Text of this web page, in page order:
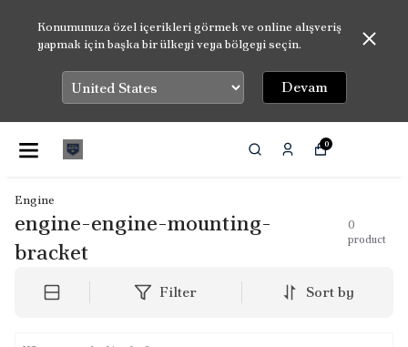
Konumunuza özel içerikleri görmek ve online alışveriş
yapmak için başka bir ülkeyi veya bölgeyi seçin.
Devam
0
Engine
engine-engine-mounting-
bracket
0
product
Filter Sort by